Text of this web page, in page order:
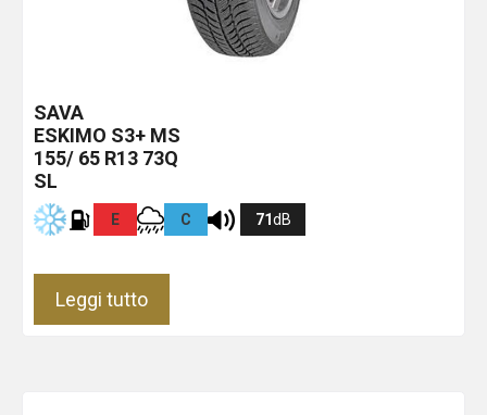
SAVA
ESKIMO S3+ MS
155/ 65 R13 73Q
SL
E C 71dB
Leggi tutto